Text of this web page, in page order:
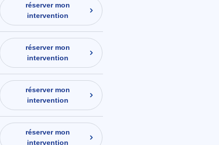
réserver mon
intervention
réserver mon
intervention
réserver mon
intervention
réserver mon
intervention